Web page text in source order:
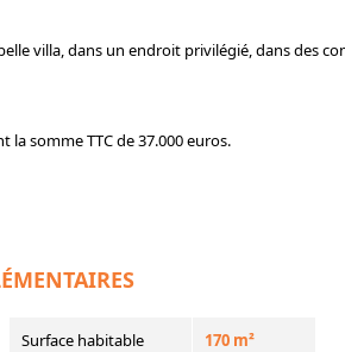
villa, dans un endroit privilégié, dans des
somme TTC de 37.000 euros.
Surface habitable 170 m²